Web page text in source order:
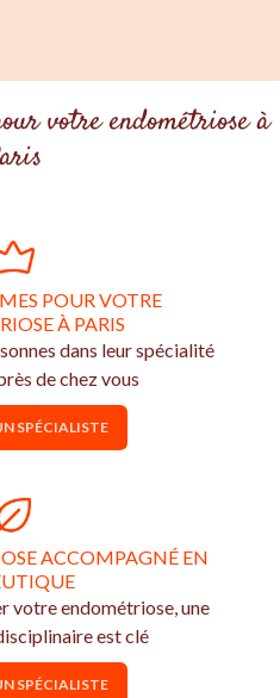
votre endométriose à
POUR VOTRE
À PARIS
dans leur spécialité
de chez vous
SPÉCIALISTE
ACCOMPAGNÉ EN
votre endométriose, une
est clé
SPÉCIALISTE